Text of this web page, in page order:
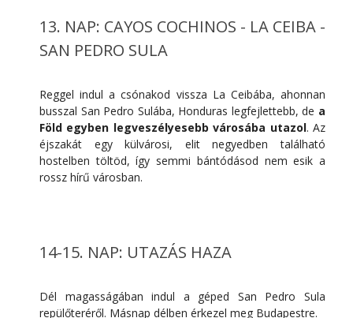
13. NAP: CAYOS COCHINOS - LA CEIBA -
SAN PEDRO SULA
Reggel indul a csónakod vissza La Ceibába, ahonnan
busszal San Pedro Sulába, Honduras legfejlettebb, de a
Föld egyben legveszélyesebb városába utazol. Az
éjszakát egy külvárosi, elit negyedben található
hostelben töltöd, így semmi bántódásod nem esik a
rossz hírű városban.
14-15. NAP: UTAZÁS HAZA
Dél magasságában indul a géped San Pedro Sula
repülőteréről. Másnap délben érkezel meg Budapestre.